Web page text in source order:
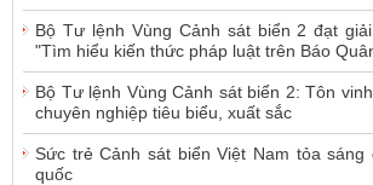
Bộ Tư lệnh Vùng Cảnh sát biển 2 đạt
"Tìm hiểu kiến thức pháp luật trên Báo
Bộ Tư lệnh Vùng Cảnh sát biển 2: Tôn
chuyên nghiệp tiêu biểu, xuất sắc
Sức trẻ Cảnh sát biển Việt Nam tỏa
quốc